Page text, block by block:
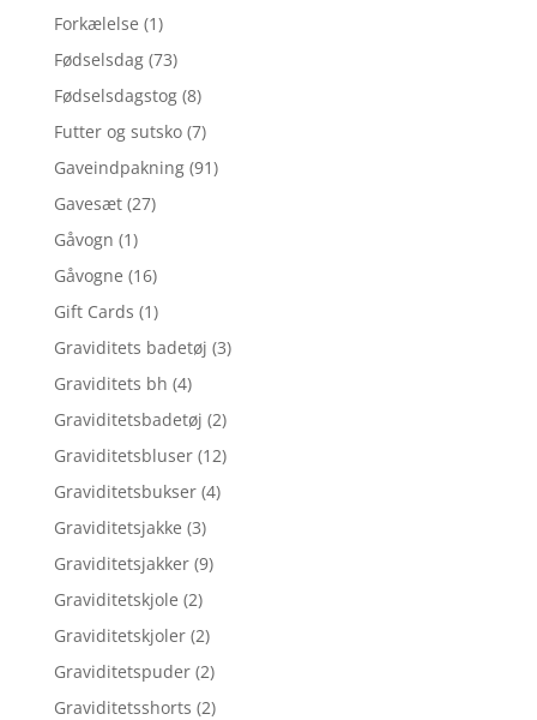
Forkælelse (1)
Fødselsdag (73)
Fødselsdagstog (8)
Futter og sutsko (7)
Gaveindpakning (91)
Gavesæt (27)
Gåvogn (1)
Gåvogne (16)
Gift Cards (1)
Graviditets badetøj (3)
Graviditets bh (4)
Graviditetsbadetøj (2)
Graviditetsbluser (12)
Graviditetsbukser (4)
Graviditetsjakke (3)
Graviditetsjakker (9)
Graviditetskjole (2)
Graviditetskjoler (2)
Graviditetspuder (2)
Graviditetsshorts (2)